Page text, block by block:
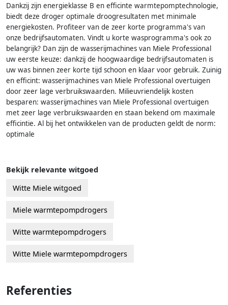
Dankzij zijn energieklasse B en efficinte warmtepomptechnologie,
biedt deze droger optimale droogresultaten met minimale
energiekosten. Profiteer van de zeer korte programma's van
onze bedrijfsautomaten. Vindt u korte wasprogramma's ook zo
belangrijk? Dan zijn de wasserijmachines van Miele Professional
uw eerste keuze: dankzij de hoogwaardige bedrijfsautomaten is
uw was binnen zeer korte tijd schoon en klaar voor gebruik. Zuinig
en efficint: wasserijmachines van Miele Professional overtuigen
door zeer lage verbruikswaarden. Milieuvriendelijk kosten
besparen: wasserijmachines van Miele Professional overtuigen
met zeer lage verbruikswaarden en staan bekend om maximale
efficintie. Al bij het ontwikkelen van de producten geldt de norm:
optimale
Bekijk relevante witgoed
Witte Miele witgoed
Miele warmtepompdrogers
Witte warmtepompdrogers
Witte Miele warmtepompdrogers
Referenties